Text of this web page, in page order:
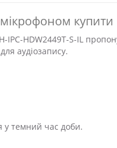
купити
IPC-HDW2449T-S-IL
аудіозапису.
у темний час доби.